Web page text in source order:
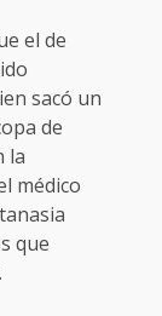
el de
sacó un
de
la
médico
que